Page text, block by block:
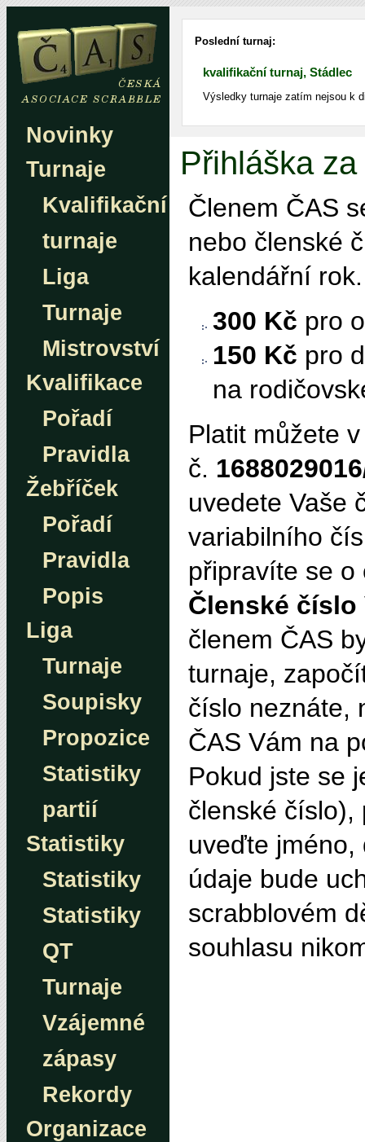
Novinky
Turnaje
Kvalifikační
turnaje
Liga
Turnaje
Mistrovství
Kvalifikace
Pořadí
Pravidla
Žebříček
Pořadí
Pravidla
Popis
Liga
Turnaje
Soupisky
Propozice
Statistiky
partií
Statistiky
Statistiky
Statistiky
QT
Turnaje
Vzájemné
zápasy
Rekordy
Organizace
Poslední turnaj:
kvalifikační turnaj, Stádlec
Výsledky turnaje zatím nejsou k
Přihláška
Členem ČAS
nebo členské
kalendářní
300 Kč pro
150 Kč pro
na
Platit můžete
č.
uvedete Vaše
variabilního
připravíte se o
Členské číslo
členem ČAS
turnaje,
číslo neznáte,
ČAS Vám na
Pokud jste se
členské
uveďte jméno,
údaje bude
scrabblovém
souhlasu